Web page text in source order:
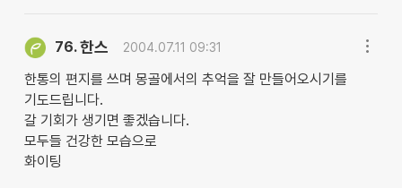
76.한스 2004.07.11 09:31
한통의 편지를 쓰며 몽골에서의 추억을 잘 만들어오시기를
기도드립니다.
갈 기회가 생기면 좋겠습니다.
모두들 건강한 모습으로
화이팅